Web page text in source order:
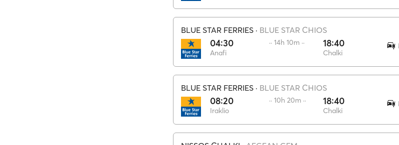
BLUE STAR FERRIES · BLUE STAR CHIOS
04:30
Anafi
·· 14h 10m ·· 18:40
Chalki
BLUE STAR FERRIES · BLUE STAR CHIOS
08:20
Iraklio
·· 10h 20m ·· 18:40
Chalki